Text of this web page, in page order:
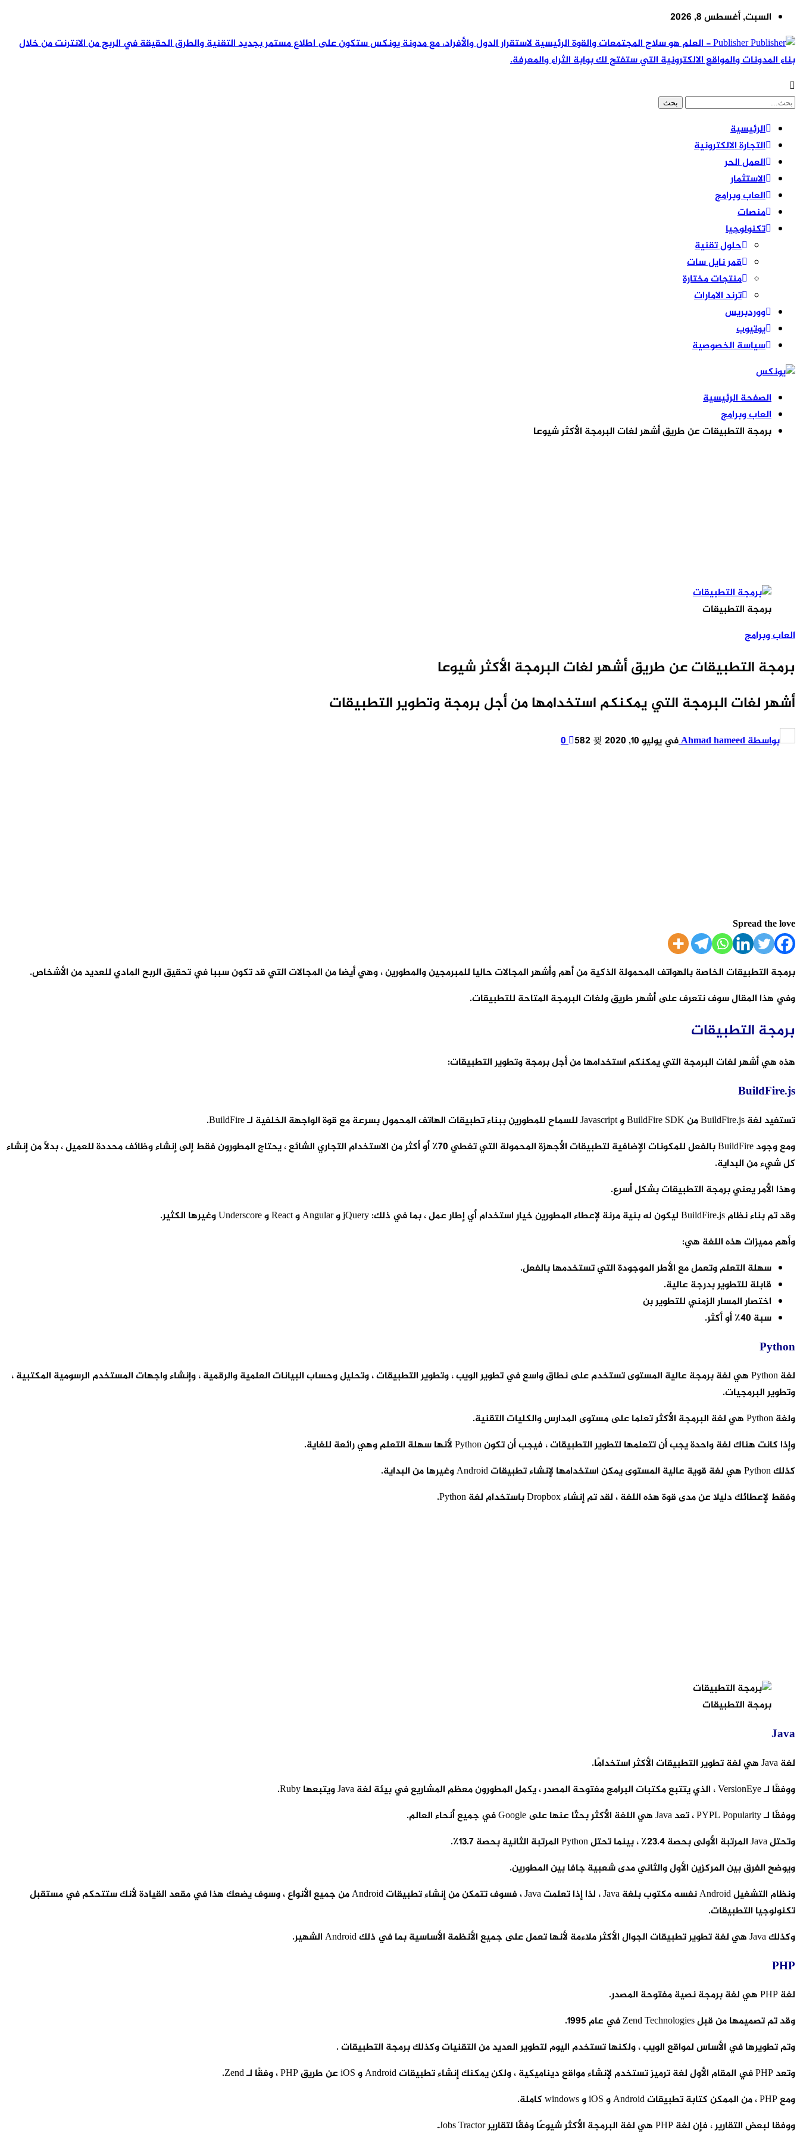
السبت, أغسطس 8, 2026
Publisher - العلم هو سلاح المجتمعات والقوة الرئيسية لاستقرار الدول والأفراد، مع مدونة يونكس ستكون على اطلاع مستمر بجديد التقنية والطرق الحقيقة في الربح من الانترنت من خلال
بناء المدونات والمواقع الالكترونية التي ستفتح لك بوابة الثراء والمعرفة.
الرئيسية
التجارة الالكترونية
العمل الحر
الاستثمار
العاب وبرامج
منصات
تكنولوجيا
حلول تقنية
قمر نايل سات
منتجات مختارة
ترند الامارات
ووردبريس
يوتيوب
سياسة الخصوصية
الصفحة الرئيسية
العاب وبرامج
برمجة التطبيقات عن طريق أشهر لغات البرمجة الأكثر شيوعا
برمجة التطبيقات
العاب وبرامج
برمجة التطبيقات عن طريق أشهر لغات البرمجة الأكثر شيوعا
أشهر لغات البرمجة التي يمكنكم استخدامها من أجل برمجة وتطوير التطبيقات
بواسطةAhmad hameedفييوليو 10, 2020 0
Spread the love
برمجة التطبيقات الخاصة بالهواتف المحمولة الذكية من أهم وأشهر المجالات حاليا للمبرمجين والمطورين ، وهي أيضا من المجالات التي قد تكون سببا في تحقيق الربح المادي للعديد من الأشخاص.
وفي هذا المقال سوف نتعرف على أشهر طريق ولغات البرمجة المتاحة للتطبيقات.
برمجة التطبيقات
هذه هي أشهر لغات البرمجة التي يمكنكم استخدامها من أجل برمجة وتطوير التطبيقات:
BuildFire.js
تستفيد لغة BuildFire.js من BuildFire SDK و Javascript للسماح للمطورين ببناء تطبيقات الهاتف المحمول بسرعة مع قوة الواجهة الخلفية لـ BuildFire.
ومع وجود BuildFire بالفعل للمكونات الإضافية لتطبيقات الأجهزة المحمولة التي تغطي 70٪ أو أكثر من الاستخدام التجاري الشائع ، يحتاج المطورون فقط إلى إنشاء وظائف محددة للعميل ، بدلاً من إنشاء
كل شيء من البداية.
وهذا الأمر يعني برمجة التطبيقات بشكل أسرع.
وقد تم بناء نظام BuildFire.js ليكون له بنية مرنة لإعطاء المطورين خيار استخدام أي إطار عمل ، بما في ذلك: jQuery و Angular و React و Underscore وغيرها الكثير.
وأهم مميزات هذه اللغة هي:
سهلة التعلم وتعمل مع الأطر الموجودة التي تستخدمها بالفعل.
قابلة للتطوير بدرجة عالية.
اختصار المسار الزمني للتطوير بن
سبة 40٪ أو أكثر.
Python
لغة Python هي لغة برمجة عالية المستوى تستخدم على نطاق واسع في تطوير الويب ، وتطوير التطبيقات ، وتحليل وحساب البيانات العلمية والرقمية ، وإنشاء واجهات المستخدم الرسومية المكتبية ،
وتطوير البرمجيات.
ولغة Python هي لغة البرمجة الأكثر تعلما على مستوى المدارس والكليات التقنية.
وإذا كانت هناك لغة واحدة يجب أن تتعلمها لتطوير التطبيقات ، فيجب أن تكون Python لأنها سهلة التعلم وهي رائعة للغاية.
كذلك Python هي لغة قوية عالية المستوى يمكن استخدامها لإنشاء تطبيقات Android وغيرها من البداية.
وفقط لإعطائك دليلا عن مدى قوة هذه اللغة ، لقد تم إنشاء Dropbox باستخدام لغة Python.
برمجة التطبيقات
Java
لغة Java هي لغة تطوير التطبيقات الأكثر استخدامًا.
ووفقًا لـ VersionEye ، الذي يتتبع مكتبات البرامج مفتوحة المصدر ، يكمل المطورون معظم المشاريع في بيئة لغة Java ويتبعها Ruby.
ووفقًا لـ PYPL Popularity ، تعد Java هي اللغة الأكثر بحثًا عنها على Google في جميع أنحاء العالم.
وتحتل Java المرتبة الأولى بحصة 23.4٪ ، بينما تحتل Python المرتبة الثانية بحصة 13.7٪.
ويوضح الفرق بين المركزين الأول والثاني مدى شعبية جافا بين المطورين.
ونظام التشغيل Android نفسه مكتوب بلغة Java ، لذا إذا تعلمت Java ، فسوف تتمكن من إنشاء تطبيقات Android من جميع الأنواع ، وسوف يضعك هذا في مقعد القيادة لأنك ستتحكم في مستقبل
تكنولوجيا التطبيقات.
وكذلك Java هي لغة تطوير تطبيقات الجوال الأكثر ملاءمة لأنها تعمل على جميع الأنظمة الأساسية بما في ذلك Android الشهير.
PHP
لغة PHP هي لغة برمجة نصية مفتوحة المصدر.
وقد تم تصميمها من قبل Zend Technologies في عام 1995.
وتم تطويرها في الأساس لمواقع الويب ، ولكنها تستخدم اليوم لتطوير العديد من التقنيات وكذلك برمجة التطبيقات .
وتعد PHP في المقام الأول لغة ترميز تستخدم لإنشاء مواقع ديناميكية ، ولكن يمكنك إنشاء تطبيقات Android و iOS عن طريق PHP ، وفقًا لـ Zend.
ومع PHP ، من الممكن كتابة تطبيقات Android و iOS و windows كاملة.
ووفقا لبعض التقارير ، فإن لغة PHP هي لغة البرمجة الأكثر شيوعًا وفقًا لتقارير Jobs Tractor.